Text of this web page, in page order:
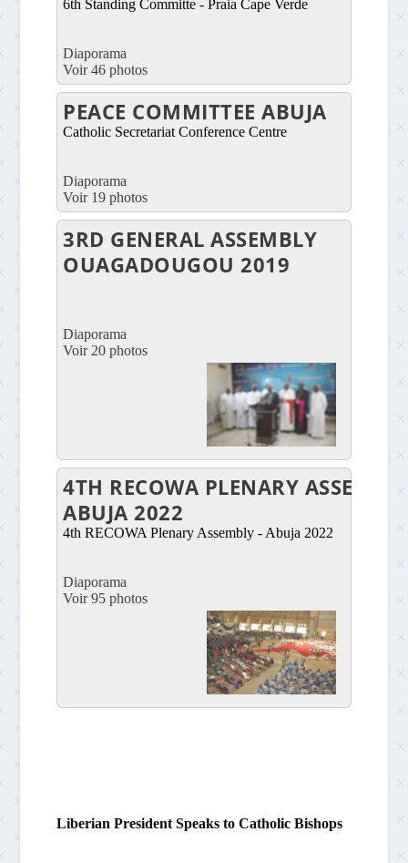
6th Standing Committe - Praia Cape Verde
Diaporama
Voir 46 photos
PEACE COMMITTEE ABUJA
Catholic Secretariat Conference Centre
Diaporama
Voir 19 photos
3RD GENERAL ASSEMBLY
OUAGADOUGOU 2019
Diaporama
Voir 20 photos
4TH RECOWA PLENARY
ABUJA 2022
4th RECOWA Plenary Assembly - Abuja 2022
Diaporama
Voir 95 photos
Liberian President Speaks to Catholic Bishops